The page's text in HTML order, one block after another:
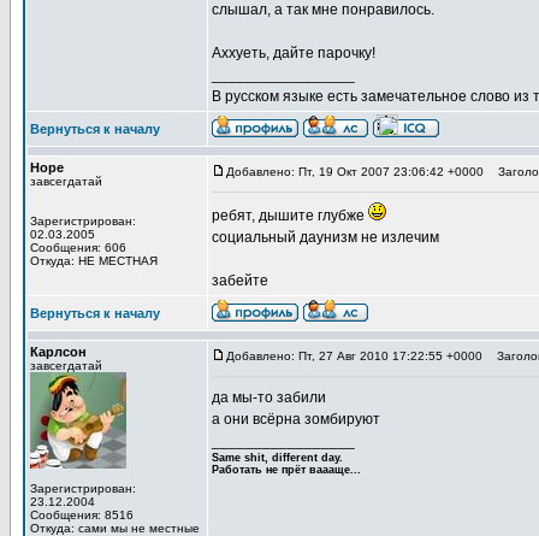
слышал, а так мне понравилось.
Аххуеть, дайте парочку!
В русском языке есть замечательное слово
Вернуться к началу
Hope
завсегдатай
Зарегистрирован:
02.03.2005
Сообщения: 606
Откуда: НЕ МЕСТНАЯ
Добавлено: Пт, 19 Окт 2007 23:06:42 +0000
ребят, дышите глубже
социальный даунизм не излечим
забейте
Вернуться к началу
Карлсон
завсегдатай
Зарегистрирован:
23.12.2004
Сообщения: 8516
Откуда: сами мы не местные
Добавлено: Пт, 27 Авг 2010 17:22:55 +0000
да мы-то забили
а они всёрна зомбируют
Same shit, different day.
Работать не прёт ваааще...